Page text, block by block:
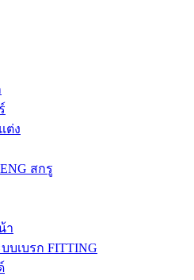
ต่ง
สกรู
า
บเบรก FITTING